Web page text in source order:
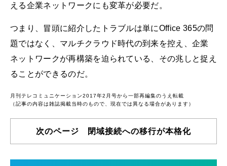
える企業ネットワークにも変革が必要だ。
つまり、冒頭に紹介したトラブルは単にOffice 365の問
題ではなく、マルチクラウド時代の到来を控え、企業
ネットワークが再構築を迫られている、その兆しと捉え
ることができるのだ。
月刊テレコミュニケーション2017年2月号から一部再編集のうえ転載
（記事の内容は雑誌掲載当時のもので、現在では異なる場合があります）
次のページ 閉域接続への移行が本格化